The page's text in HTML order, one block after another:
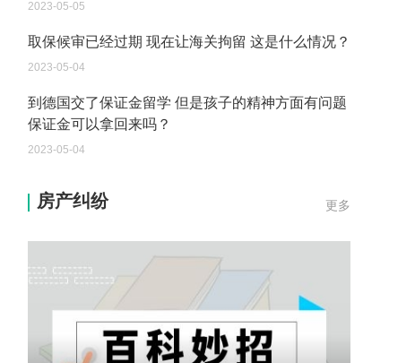
2023-05-04
到德国交了保证金留学 但是孩子的精神方面有问题
保证金可以拿回来吗？
我想问一下申请护照需要带什么证件？
2023-05-04
谢！
外国旅游签证可以在中国大使馆登记结婚吗？
我可以在苏州申请护照吗？我所在的地方是云南
2023-05-04
更多
房产纠纷